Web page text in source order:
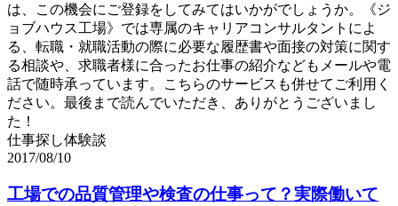
は、この機会にご登録をしてみてはいかがでしょうか。《ジ
ョブハウス工場》では専属のキャリアコンサルタントによ
る、転職・就職活動の際に必要な履歴書や面接の対策に関す
る相談や、求職者様に合ったお仕事の紹介などもメールや電
話で随時承っています。こちらのサービスも併せてご利用く
ださい。最後まで読んでいただき、ありがとうございまし
た！
仕事探し体験談
2017/08/10
工場での品質管理や検査の仕事って？実際働いて